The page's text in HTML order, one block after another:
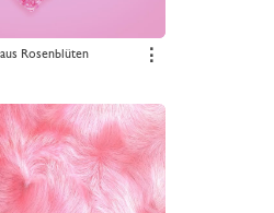
Rosenblüten ⋮